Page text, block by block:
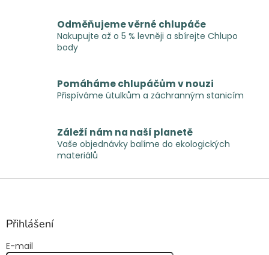
í
p
r
v
ý
s
u
Odměňujeme věrné chlupáče
Nakupujte až o 5 % levněji a sbírejte Chlupo
body
Pomáháme chlupáčům v nouzi
Přispíváme útulkům a záchranným stanicím
Záleží nám na naší planetě
Vaše objednávky balíme do ekologických
materiálů
Z
Přihlášení
E-mail